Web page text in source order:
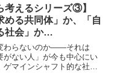
、親戚の世話——。これら
」のこととして...
考えるシリーズ③】
める共同体」か、「自
社会」か
えるのは誰か〜
わらないのか——それは
がない人」が今も中心にい
ゲマインシャフト的な社会